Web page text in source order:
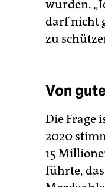
wurden.
darf nicht
zu
Von
Die Frage
2020
15
führte,